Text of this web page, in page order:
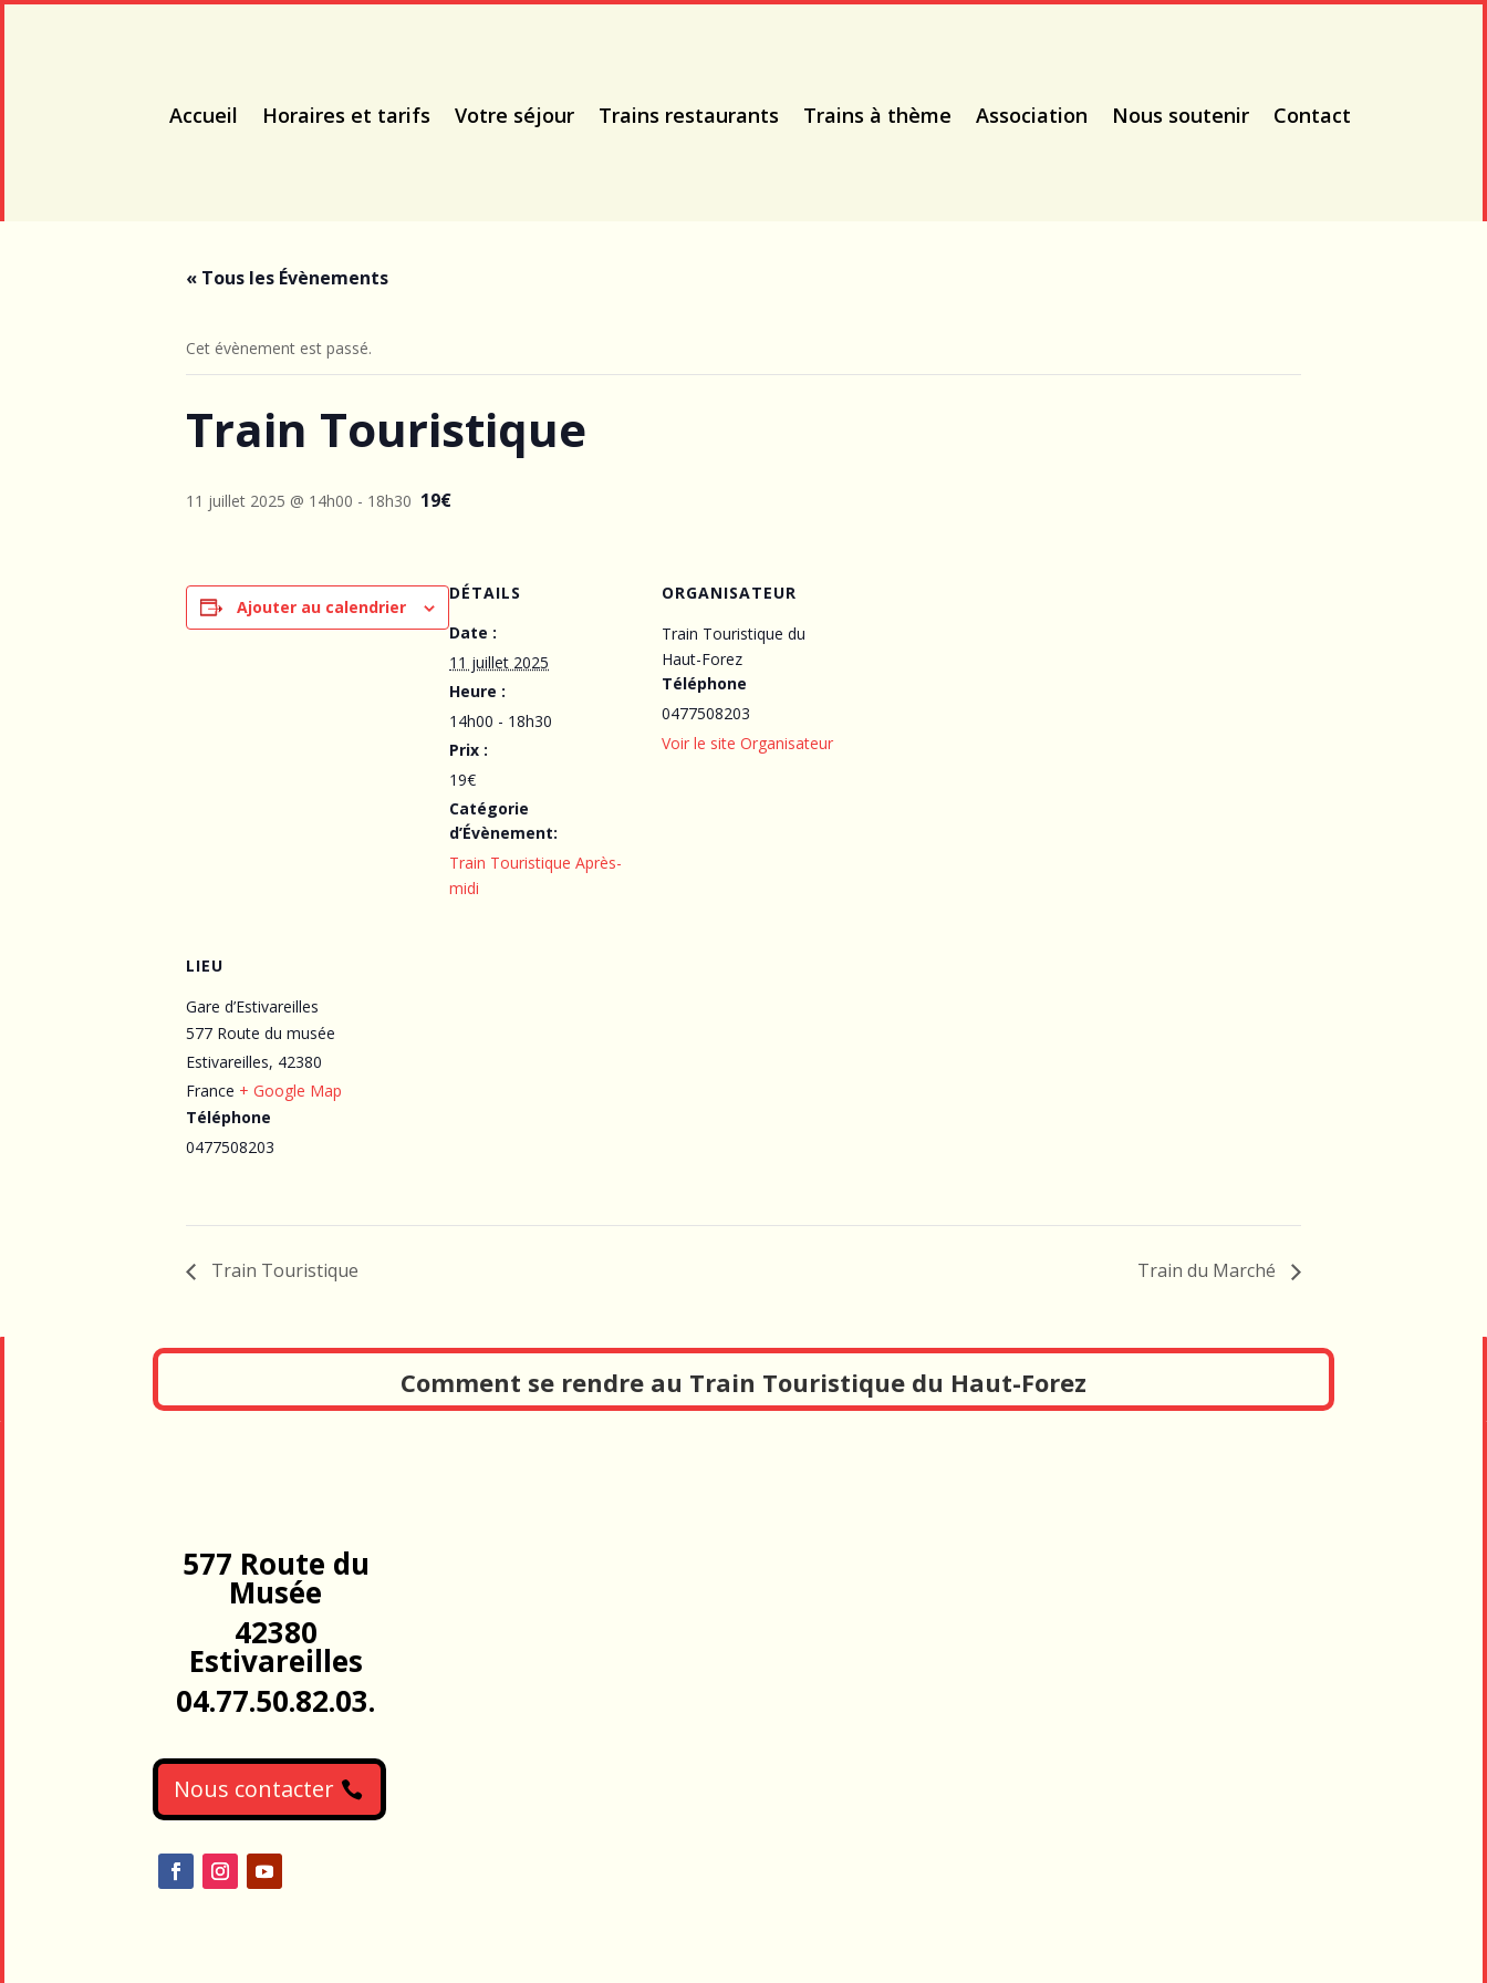
Accueil Horaires et tarifs Votre séjour Trains restaurants Trains à thème Association Nous soutenir Contact
« Tous les Évènements
Cet évènement est passé.
Train Touristique
11 juillet 2025 @ 14h00 - 18h30 19€
Ajouter au calendrier
DÉTAILS
Date :
11 juillet 2025
Heure :
14h00 - 18h30
Prix :
19€
Catégorie
d’Évènement:
Train Touristique Après-
midi
ORGANISATEUR
Train Touristique du
Haut-Forez
Téléphone
0477508203
Voir le site Organisateur
LIEU
Gare d’Estivareilles
577 Route du musée
Estivareilles, 42380
France + Google Map
Téléphone
0477508203
Train Touristique Train du Marché
Comment se rendre au Train Touristique du Haut-Forez
577 Route du
Musée
42380
Estivareilles
04.77.50.82.03.
Nous contacter